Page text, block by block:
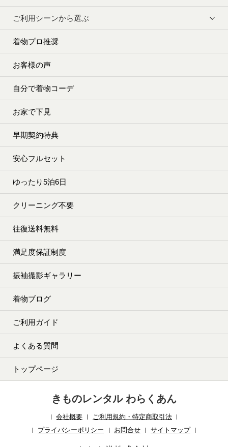
ご利用シーンから選ぶ
着物プロ推奨
お客様の声
自分で着物コーデ
お家で下見
早期契約特典
安心フルセット
ゆったり5泊6日
クリーニング不要
往復送料無料
満足度保証制度
振袖撮影ギャラリー
着物ブログ
ご利用ガイド
よくある質問
トップページ
きものレンタル わらくあん
会社概要
ご利用規約・特定商取引法
プライバシーポリシー
お問合せ サイトマップ